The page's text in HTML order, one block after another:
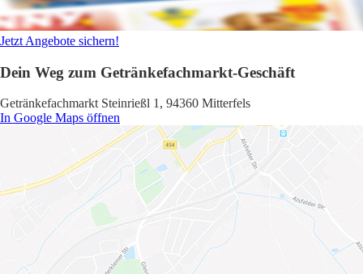
Jetzt Angebote sichern!
Dein Weg zum Getränkefachmarkt-Geschäft
Getränkefachmarkt Steinrießl 1, 94360 Mitterfels
In Google Maps öffnen